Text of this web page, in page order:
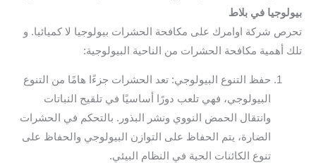
بيولوجيا في بلاط
تحرص شركة اوامرك على مكافحة الحشرات بيولوجيا لا كميائيا. و
تلك أهمية مكافحة الحشرات من الناحية البيولوجية:
حفظ التنوع البيولوجي: تعد الحشرات جزءًا هامًا من التنوع
البيولوجي، فهي تلعب دورًا أساسيًا في تلقيح النباتات
وانتقال الحمض النووي ونشر البذور. بالتحكم في الحشرات
الضارة، يتم الحفاظ على التوازن البيولوجي والحفاظ على
تنوع الكائنات الحية في النظام البيئي.